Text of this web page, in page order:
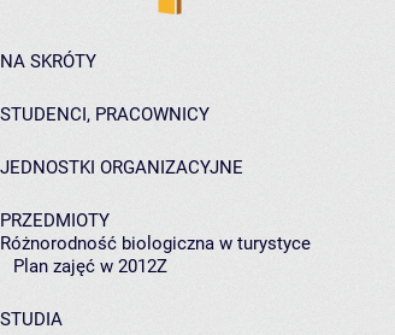
NA SKRÓTY
STUDENCI, PRACOWNICY
JEDNOSTKI ORGANIZACYJNE
PRZEDMIOTY
Różnorodność biologiczna w turystyce
Plan zajęć w 2012Z
STUDIA